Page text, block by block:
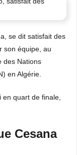
se dit satisfait des
son équipe, au
des Nations
en Algérie.
quart de finale,
Cesana